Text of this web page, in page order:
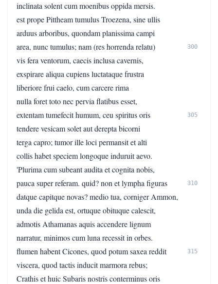
inclinata solent cum moenibus oppida mersis.
est prope Pittheam tumulus Troezena, sine ullis
arduus arboribus, quondam planissima campi
area, nunc tumulus; nam (res horrenda relatu)
300
vis fera ventorum, caecis inclusa cavernis,
exspirare aliqua cupiens luctataque frustra
liberiore frui caelo, cum carcere rima
nulla foret toto nec pervia flatibus esset,
extentam tumefecit humum, ceu spiritus oris
305
tendere vesicam solet aut derepta bicorni
terga capro; tumor ille loci permansit et alti
collis habet speciem longoque induruit aevo.
'Plurima cum subeant audita et cognita nobis,
pauca super referam. quid? non et lympha figuras
310
datque capitque novas? medio tua, corniger Ammon,
unda die gelida est, ortuque obituque calescit,
admotis Athamanas aquis accendere lignum
narratur, minimos cum luna recessit in orbes.
flumen habent Cicones, quod potum saxea reddit
315
viscera, quod tactis inducit marmora rebus;
Crathis et huic Subaris nostris conterminus oris